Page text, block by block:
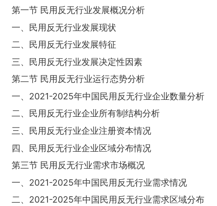
第一节 民用反无行业发展概况分析
一、民用反无行业发展现状
二、民用反无行业发展特征
三、民用反无行业发展决定性因素
第二节 民用反无行业运行态势分析
一、2021-2025年中国民用反无行业企业数量分析
二、民用反无行业企业所有制结构分析
三、民用反无行业企业注册资本情况
四、民用反无行业企业区域分布情况
第三节 民用反无行业需求市场概况
一、2021-2025年中国民用反无行业需求情况
二、2021-2025年中国民用反无行业需求区域分布